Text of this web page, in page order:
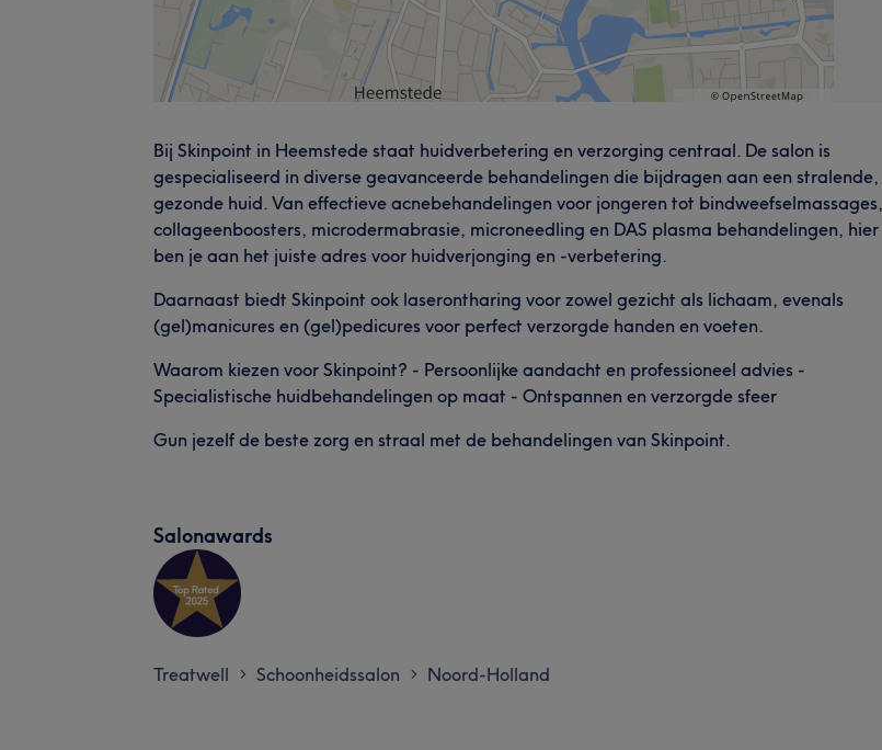
Bij Skinpoint in Heemstede staat huidverbetering en verzorging centraal. De salon is
gespecialiseerd in diverse geavanceerde behandelingen die bijdragen aan een stralende,
gezonde huid. Van effectieve acnebehandelingen voor jongeren tot bindweefselmassages,
collageenboosters, microdermabrasie, microneedling en DAS plasma behandelingen, hier
ben je aan het juiste adres voor huidverjonging en -verbetering.
Daarnaast biedt Skinpoint ook laserontharing voor zowel gezicht als lichaam, evenals
(gel)manicures en (gel)pedicures voor perfect verzorgde handen en voeten.
Waarom kiezen voor Skinpoint? - Persoonlijke aandacht en professioneel advies -
Specialistische huidbehandelingen op maat - Ontspannen en verzorgde sfeer
Gun jezelf de beste zorg en straal met de behandelingen van Skinpoint.
Salonawards
Treatwell > Schoonheidssalon > Noord-Holland